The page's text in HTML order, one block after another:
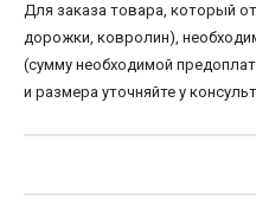
Для заказа товара, который
дорожки, ковролин),
(сумму необходимой
и размера уточняйте у